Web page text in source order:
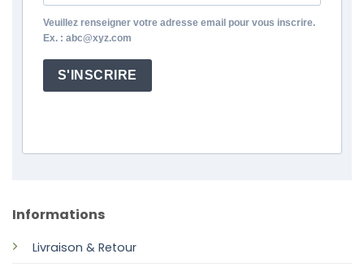
Informations
Livraison & Retour
Veuillez renseigner votre adresse email pour vous inscrire.
Ex. : abc@xyz.com
S'INSCRIRE